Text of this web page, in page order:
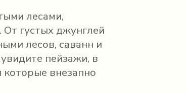
лесами,
густых джунглей
лесов, саванн и
пейзажи, в
которые внезапно